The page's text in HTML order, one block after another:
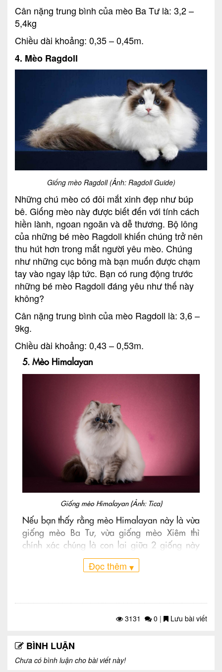
Cân nặng trung bình của mèo Ba Tư là: 3,2 –
5,4kg
Chiều dài khoảng: 0,35 – 0,45m.
4. Mèo Ragdoll
Giống mèo Ragdoll (Ảnh: Ragdoll Guide)
Những chú mèo có đôi mắt xinh đẹp như búp
bê. Giống mèo này được biết đến với tính cách
hiền lành, ngoan ngoãn và dễ thương. Bộ lông
của những bé mèo Ragdoll khiến chúng trở nên
thu hút hơn trong mắt người yêu mèo. Chúng
như những cục bông mà bạn muốn được chạm
tay vào ngay lập tức. Bạn có rung động trước
những bé mèo Ragdoll đáng yêu như thế này
không?
Cân nặng trung bình của mèo Ragdoll là: 3,6 –
9kg.
Chiều dài khoảng: 0,43 – 0,53m.
5. Mèo Himalayan
Giống mèo Himalayan (Ảnh: Tica)
Nếu bạn thấy rằng mèo Himalayan này là vừa
giống mèo Ba Tư, vừa giống mèo Xiêm thì
chính xác chúng là con lai giữa 2 giống này
đấy. Khác với mèo Ba Tư một chút, chúng
không điềm tĩnh như vậy, những chú mèo
Cân nặng trung bình của mèo Himalayan là:
Chiều dài khoảng: 0,45m.
Đọc thêm ▾
3131 0 | Lưu bài viết
BÌNH LUẬN
Chưa có bình luận cho bài viết này!